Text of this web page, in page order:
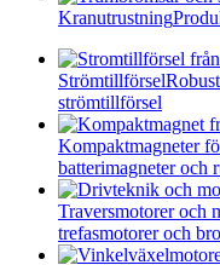
Kranutrustning
Strömtillförsel
strömtillförsel
Kompaktmagneter
batterimagneter och
Traversmotorer och
trefasmotorer och